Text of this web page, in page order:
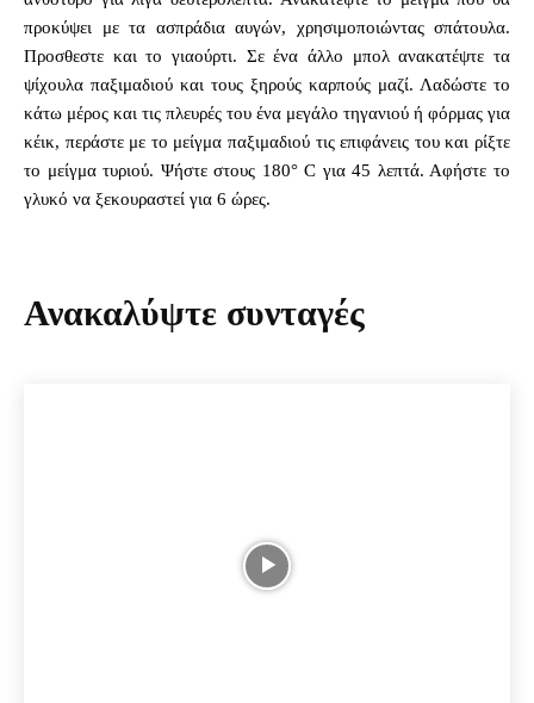
προκύψει με τα ασπράδια αυγών, χρησιμοποιώντας σπάτουλα.
Προσθεστε και το γιαούρτι. Σε ένα άλλο μπολ ανακατέψτε τα
ψίχουλα παξιμαδιού και τους ξηρούς καρπούς μαζί. Λαδώστε το
κάτω μέρος και τις πλευρές του ένα μεγάλο τηγανιού ή φόρμας για
κέικ, περάστε με το μείγμα παξιμαδιού τις επιφάνεις του και ρίξτε
το μείγμα τυριού. Ψήστε στους 180° C για 45 λεπτά. Αφήστε το
γλυκό να ξεκουραστεί για 6 ώρες.
Ανακαλύψτε συνταγές